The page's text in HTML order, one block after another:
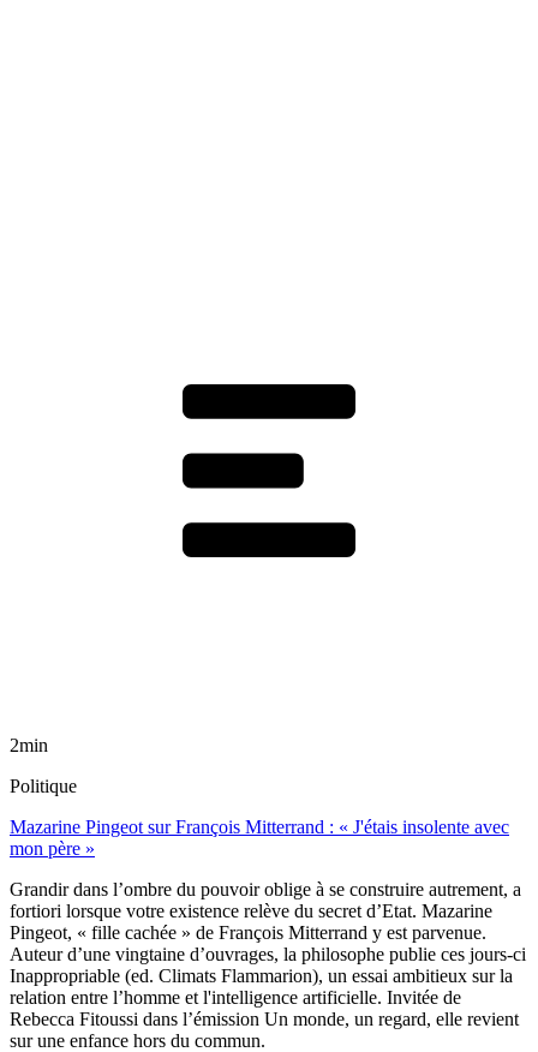
2min
Politique
Mazarine Pingeot sur François Mitterrand : « J'étais insolente avec
mon père »
Grandir dans l’ombre du pouvoir oblige à se construire autrement, a
fortiori lorsque votre existence relève du secret d’Etat. Mazarine
Pingeot, « fille cachée » de François Mitterrand y est parvenue.
Auteur d’une vingtaine d’ouvrages, la philosophe publie ces jours-ci
Inappropriable (ed. Climats Flammarion), un essai ambitieux sur la
relation entre l’homme et l'intelligence artificielle. Invitée de
Rebecca Fitoussi dans l’émission Un monde, un regard, elle revient
sur une enfance hors du commun.